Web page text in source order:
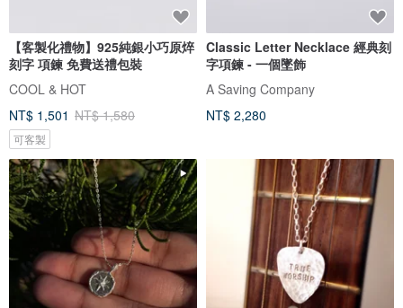
【客製化禮物】925純銀小巧原焠
刻字 項鍊 免費送禮包裝
COOL & HOT
NT$ 1,501 NT$ 1,580
可客製
Classic Letter Necklace 經典刻
字項鍊 - 一個墜飾
A Saving Company
NT$ 2,280